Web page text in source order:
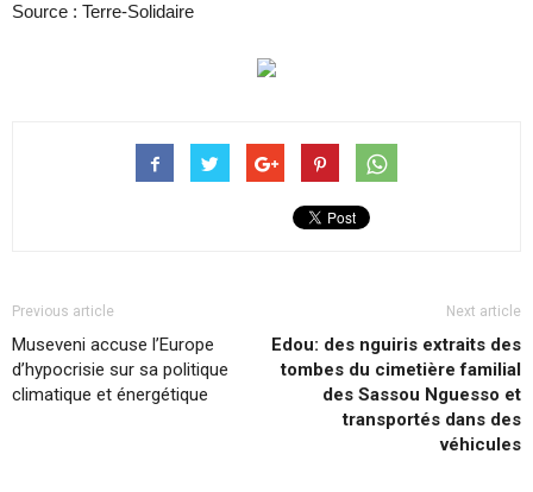
Source : Terre-Solidaire
Previous article
Museveni accuse l’Europe
d’hypocrisie sur sa politique
climatique et énergétique
Next article
Edou: des nguiris extraits des
tombes du cimetière familial
des Sassou Nguesso et
transportés dans des
véhicules